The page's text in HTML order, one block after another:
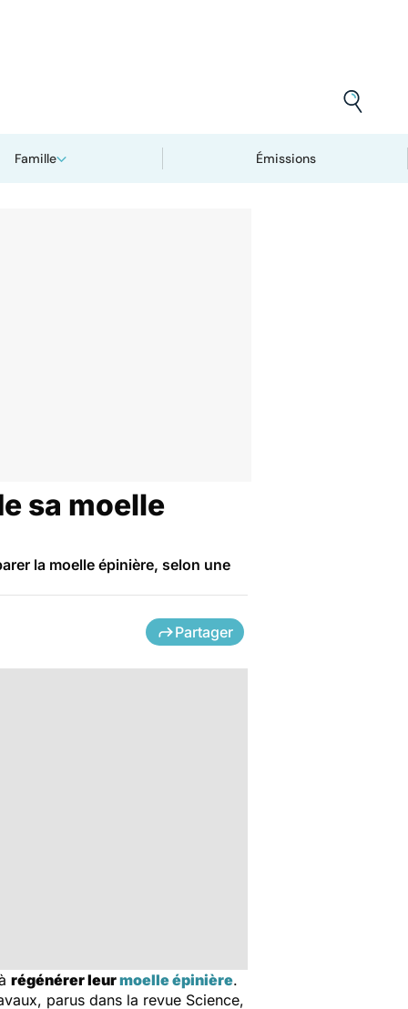
Famille Émissions
sa moelle
la moelle épinière, selon une
Partager
régénérer leurmoelle épinière.
parus dans la revue Science,